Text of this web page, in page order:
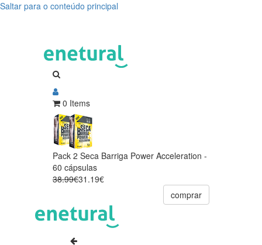
Saltar para o conteúdo principal
0 Items
Pack 2 Seca Barriga Power Acceleration -
60 cápsulas
38.99€31.19€
comprar